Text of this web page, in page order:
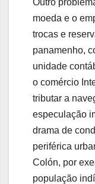
Outro
moeda e o
trocas e
panamenho,
unidade
o comércio
tributar a
especulação
drama de
periférica
Colón, por
população